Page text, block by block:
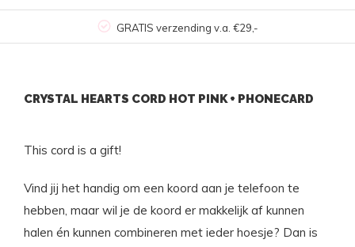
GRATIS verzending v.a. €29,-
CRYSTAL HEARTS CORD HOT PINK + PHONECARD
This cord is a gift!
Vind jij het handig om een koord aan je telefoon te
hebben, maar wil je de koord er makkelijk af kunnen
halen én kunnen combineren met ieder hoesje? Dan is